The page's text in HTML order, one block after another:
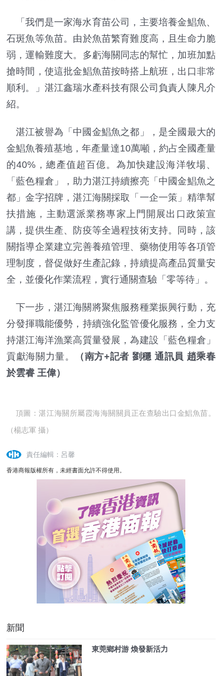
「我們是一家海水育苗公司，主要培養金鯧魚、
石斑魚等魚苗。由於魚苗繁育難度高，且生命力脆
弱，運輸難度大。多虧海關同志的幫忙，加班加點
搶時間，使這批金鯧魚苗按時搭上航班，出口非常
順利。」湛江鑫瑞水產科技有限公司負責人陳凡介
紹。
湛江被譽為「中國金鯧魚之都」，是全國最大的
金鯧魚養殖基地，年產量達10萬噸，約占全國產量
的40%，總產值超百億。為加快建設海洋牧場、
「藍色糧倉」，助力湛江持續擦亮「中國金鯧魚之
都」金字招牌，湛江海關採取「一企一策」精準幫
扶措施，主動選派業務專家上門開展出口政策宣
講，提供生產、防疫等全過程技術支持。同時，該
關指導企業建立完善養殖管理、藥物使用等各項管
理制度，督促做好生產記錄，持續提高產品質量安
全，並優化作業流程，實行通關查驗「零等待」。
下一步，湛江海關將聚焦服務種業振興行動，充
分發揮職能優勢，持續強化監管優化服務，全力支
持湛江海洋漁業高質量發展，為建設「藍色糧倉」
貢獻海關力量。
（南方+記者 劉穩 通訊員 趙乘春
於雲睿 王偉）
頂圖：湛江海關所屬霞海海關關員正在查驗出口金鯧魚苗。
（楊志軍 攝）
責任編輯：呂馨
香港商報版權所有，未經書面允許不得使用。
新聞
東莞鄉村游 煥發新活力